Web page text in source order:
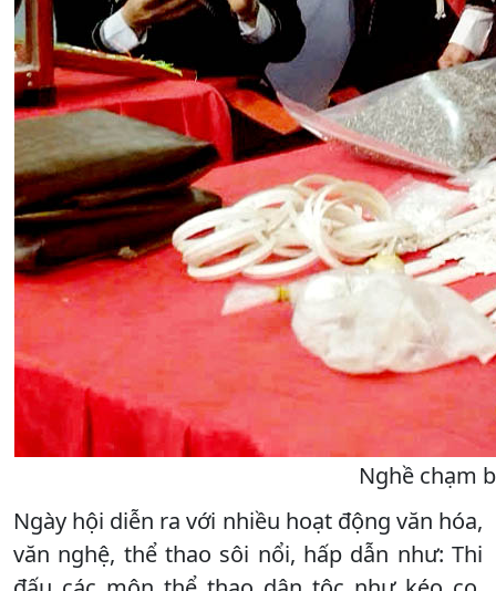
Nghề chạm
Ngày hội diễn ra với nhiều hoạt động văn hóa,
văn nghệ, thể thao sôi nổi, hấp dẫn như: Thi